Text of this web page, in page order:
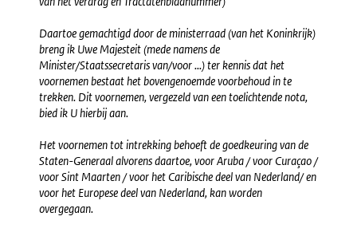
Daartoe gemachtigd door de ministerraad (van het Koninkrijk)
breng ik Uwe Majesteit (mede namens de
Minister/Staatssecretaris van/voor ...) ter kennis dat het
voornemen bestaat het bovengenoemde voorbehoud in te
trekken. Dit voornemen, vergezeld van een toelichtende nota,
bied ik U hierbij aan.
Het voornemen tot intrekking behoeft de goedkeuring van de
Staten-Generaal alvorens daartoe, voor Aruba / voor Curaçao /
voor Sint Maarten / voor het Caribische deel van Nederland/ en
voor het Europese deel van Nederland, kan worden
overgegaan.